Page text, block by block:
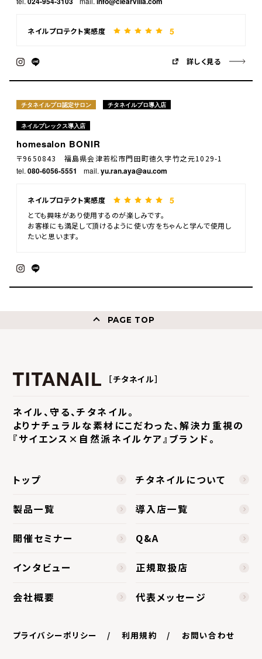
ネイルプロテクト実感度 5
詳しく見る
チタネイルプロ認定サロン チタネイルプロ導入店
ネイルプレックス導入店
homesalon BONIR
〒9650843 福島県会津若松市門田町徳久字竹之元1029-1
tel. 080-6056-5551 mail. yu.ran.aya@au.com
ネイルプロテクト実感度 5
とても興味があり使用するのが楽しみです。
お客様にも満足して頂けるように使い方をちゃんと学んで使用し
たいと思います。
PAGE TOP
［チタネイル］
ネイル、守る、チタネイル。
よりナチュラルな素材にこだわった、解決力重視の
『サイエンス×自然派ネイルケア』ブランド。
トップ チタネイルについて
製品一覧 導入店一覧
開催セミナー Q&A
インタビュー 正規取扱店
会社概要 代表メッセージ
プライバシーポリシー 利用規約 お問い合わせ